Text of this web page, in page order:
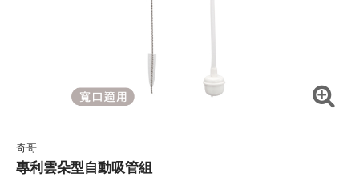
奇哥
專利雲朵型自動吸管組